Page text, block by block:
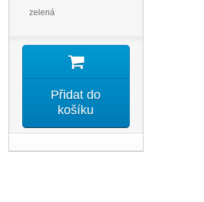
zelená
Přidat do
košíku